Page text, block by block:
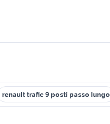
renault trafic 9 posti passo lungo